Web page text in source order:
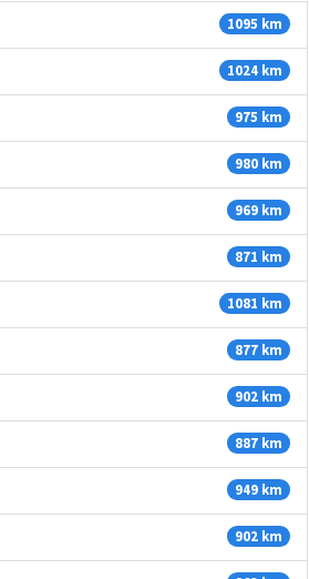
1095 km
1024 km
975 km
980 km
969 km
871 km
1081 km
877 km
902 km
887 km
949 km
902 km